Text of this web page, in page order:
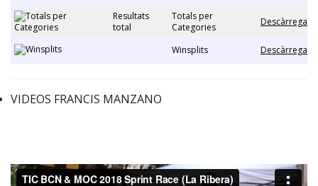
Resultats
total
Totals per
Categories
Descàrrega
Winsplits Descàrrega
VIDEOS FRANCIS MANZANO